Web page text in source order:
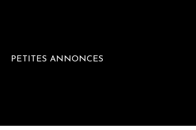
PETITES ANNONCES